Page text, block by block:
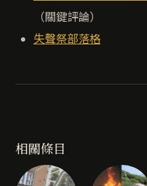
（關鍵評論）
失聲祭部落格
相關條目